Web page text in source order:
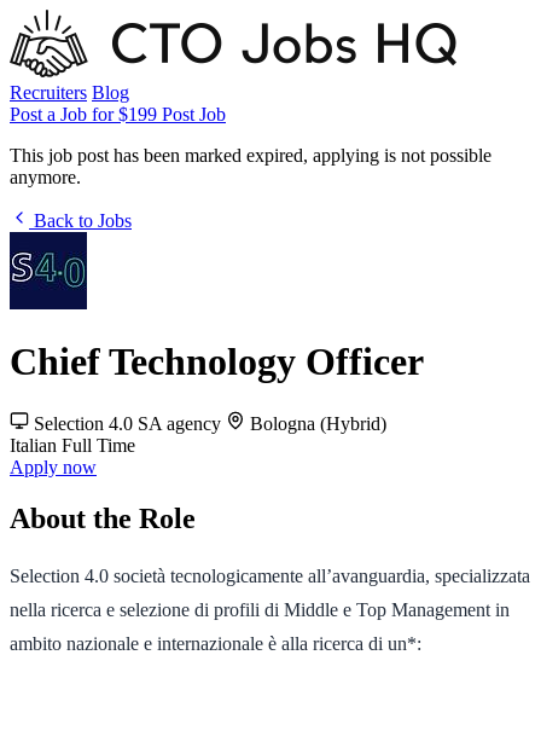
Recruiters Blog
Post a Job for $199 Post Job
This job post has been marked expired, applying is not possible
anymore.
Back to Jobs
Chief Technology Officer
Selection 4.0 SA agency
Bologna (Hybrid)
Italian Full Time
Apply now
About the Role
Selection 4.0 società tecnologicamente all’avanguardia, specializzata
nella ricerca e selezione di profili di Middle e Top Management in
ambito nazionale e internazionale è alla ricerca di un*: